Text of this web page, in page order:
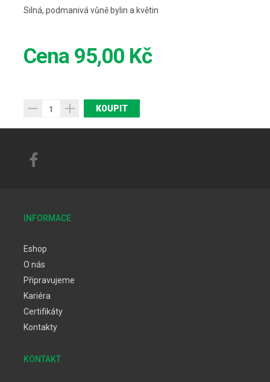
Silná, podmanivá vůně bylin a květin
Cena 95,00 Kč
INFORMACE
Eshop
O nás
Připravujeme
Kariéra
Certifikáty
Kontakty
KONTAKT